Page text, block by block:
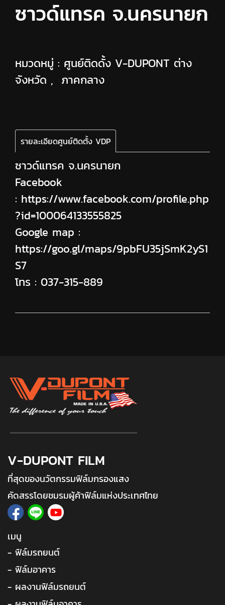
ซาวด์แทรค จ.นครนายก
หมวดหมู่ : ศูนย์ติดดั้ง V-DUPONT ต่าง
จังหวัด , ภาคกลาง
รายละเอียดศูนย์ติดตั้ง VDP
ซาวด์แทรค จ.นครนายก
Facebook
: https://www.facebook.com/profile.php
?id=100064133555825
Google map :
https://goo.gl/maps/9pbFU35jSmK2yS1
S7
โทร : 037-315-889
V-DUPONT FILM
ที่สุดของนวัตกรรมฟิล์มกรองแสง
คัดสรรโดยชมรมผู้ค้าฟิล์มแห่งประเทศไทย
เมนู
- ฟิล์มรถยนต์
- ฟิล์มอาคาร
- ผลงานฟิล์มรถยนต์